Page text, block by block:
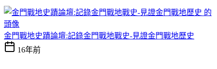
金門戰地史蹟論壇:記錄金門戰地戰史-見證金門戰地歷史
16年前